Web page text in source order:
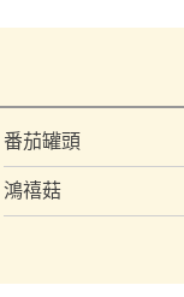
番茄罐頭
鴻禧菇